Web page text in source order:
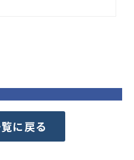
に戻る